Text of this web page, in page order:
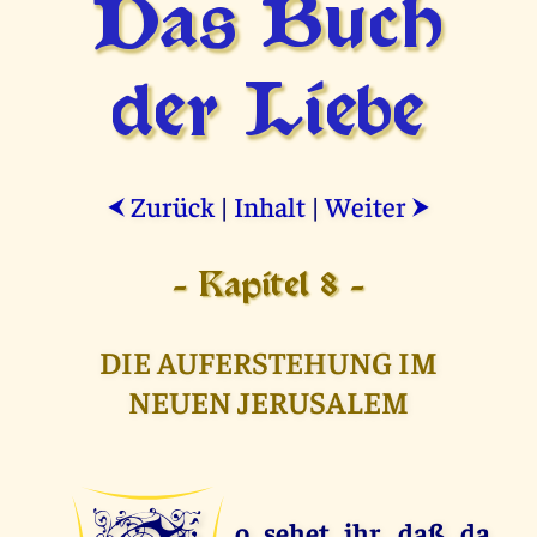
Das Buch
der Liebe
⮜ Zurück | Inhalt |Weiter ⮞
- Kapitel 8 -
DIE AUFERSTEHUNG IM
NEUEN JERUSALEM